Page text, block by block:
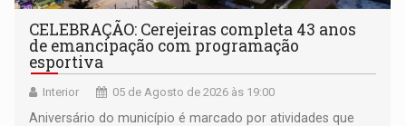
CELEBRAÇÃO: Cerejeiras completa 43 anos
de emancipação com programação
esportiva
Interior 05 de Agosto de 2026 às 19:00
Aniversário do município é marcado por atividades que